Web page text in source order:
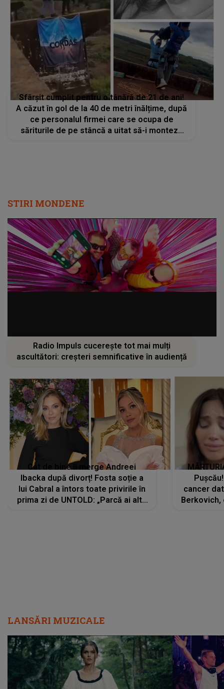
Sfârșit cumplit pentru o tânără de 21 de ani!
A căzut în gol de la 40 de metri înălțime, după
ce personalul firmei care se ocupa de
săriturile de pe stâncă a uitat să-i monteze
STIRI MONDENE
Radio Impuls cucerește tot mai mulți
ascultători: creșteri semnificative în audiență
Cât de bine îi merge Andreei
Ibacka după divorț! Fosta soție a
lui Cabral a întors toate privirile în
prima zi de UNTOLD: „Parcă ai altă
cancer
Berkovich,
LANSĂRI MUZICALE